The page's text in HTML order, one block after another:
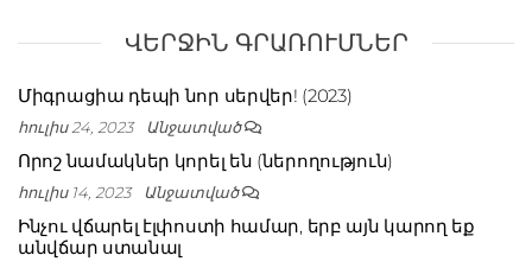
ՎԵՐՋԻՆ ԳՐԱՌՈՒՄՆԵՐ
Միգրացիա դեպի նոր սերվեր! (2023)
հուլիս 24, 2023 Անջատված
Որոշ նամակներ կորել են (ներողություն)
հուլիս 14, 2023 Անջատված
Ինչու վճարել էլփոստի համար, երբ այն կարող եք
անվճար ստանալ